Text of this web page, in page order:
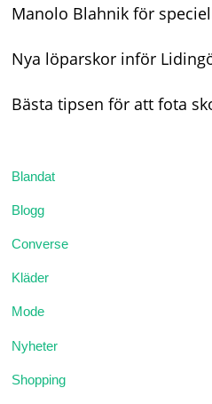
Manolo Blahnik för
Nya löparskor inför
Bästa tipsen för att fota
Blandat
Blogg
Converse
Kläder
Mode
Nyheter
Shopping